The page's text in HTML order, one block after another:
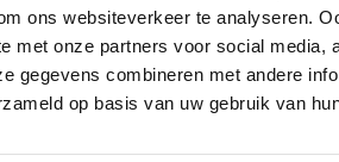
ons websiteverkeer te analyseren.
met onze partners voor social media,
gegevens combineren met andere
op basis van uw gebruik van